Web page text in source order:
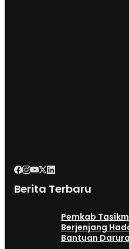
Berita Terbaru
Pemkab
Berjenjang
Bantuan